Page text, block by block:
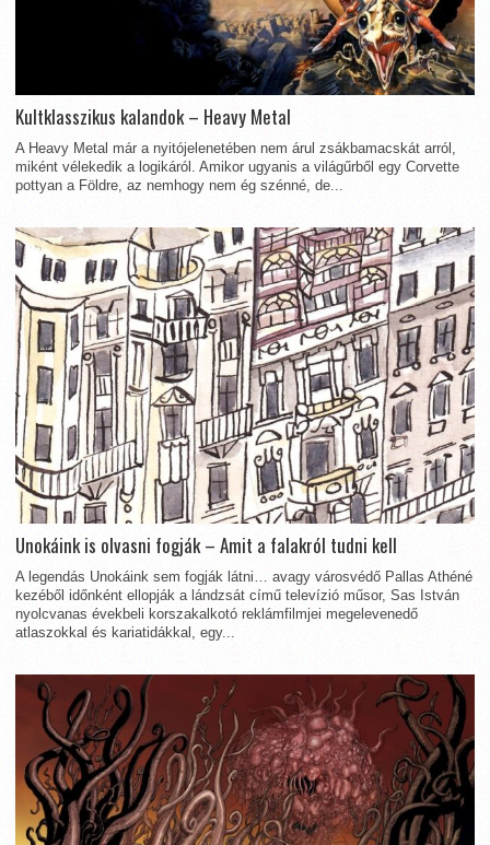
Kultklasszikus kalandok – Heavy Metal
A Heavy Metal már a nyitójelenetében nem árul zsákbamacskát arról,
miként vélekedik a logikáról. Amikor ugyanis a világűrből egy Corvette
pottyan a Földre, az nemhogy nem ég szénné, de...
Unokáink is olvasni fogják – Amit a falakról tudni kell
A legendás Unokáink sem fogják látni… avagy városvédő Pallas Athéné
kezéből időnként ellopják a lándzsát című televízió műsor, Sas István
nyolcvanas évekbeli korszakalkotó reklámfilmjei megelevenedő
atlaszokkal és kariatidákkal, egy...